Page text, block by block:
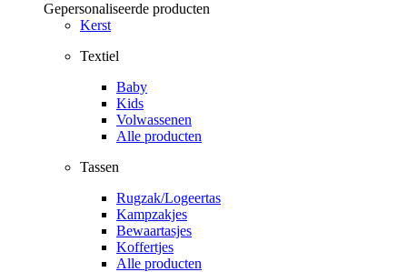
Gepersonaliseerde producten
Kerst
Textiel
Baby
Kids
Volwassenen
Alle producten
Tassen
Rugzak/Logeertas
Kampzakjes
Bewaartasjes
Koffertjes
Alle producten